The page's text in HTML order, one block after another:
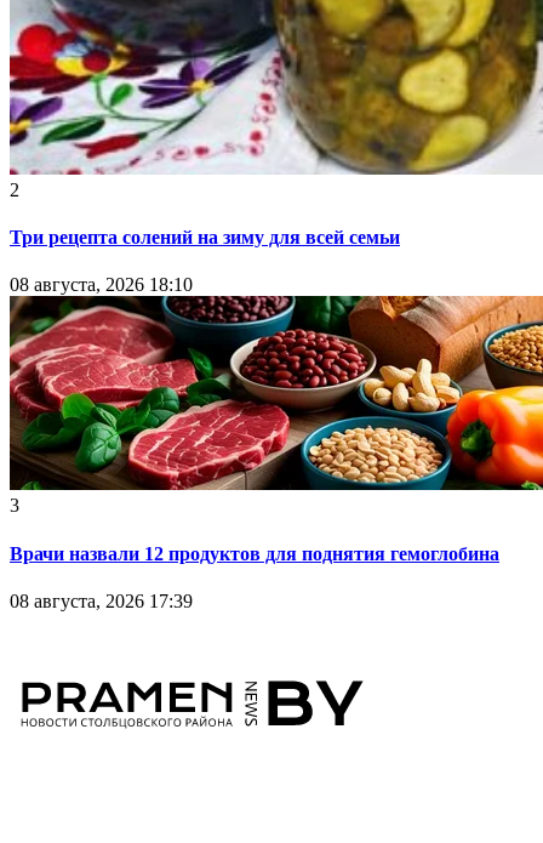
2
Три рецепта солений на зиму для всей семьи
08 августа, 2026 18:10
3
Врачи назвали 12 продуктов для поднятия гемоглобина
08 августа, 2026 17:39